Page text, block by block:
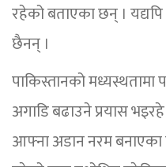
रहेको बताएका छन् ।
छैनन् ।
पाकिस्तानको मध्यस्थतामा
अगाडि बढाउने प्रयास
आफ्ना अडान नरम